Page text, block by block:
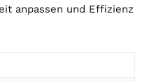
anpassen und Effizienz